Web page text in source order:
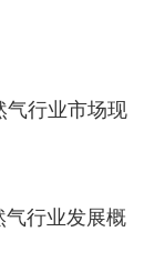
气行业市场现
气行业发展概